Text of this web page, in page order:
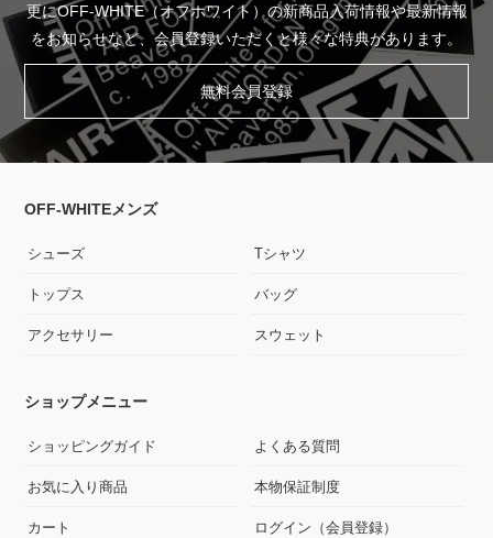
更にOFF-WHITE（オフホワイト）の新商品入荷情報や最新情報
をお知らせなど、会員登録いただくと様々な特典があります。
無料会員登録
OFF-WHITEメンズ
シューズ Tシャツ
トップス バッグ
アクセサリー スウェット
ショップメニュー
ショッピングガイド よくある質問
お気に入り商品 本物保証制度
カート ログイン（会員登録）